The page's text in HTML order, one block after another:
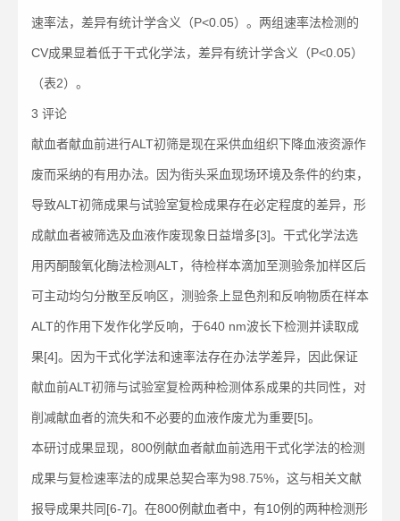
速率法，差异有统计学含义（P<0.05）。两组速率法检测的
CV成果显着低于干式化学法，差异有统计学含义（P<0.05）
（表2）。
3 评论
献血者献血前进行ALT初筛是现在采供血组织下降血液资源作
废而采纳的有用办法。因为街头采血现场环境及条件的约束，
导致ALT初筛成果与试验室复检成果存在必定程度的差异，形
成献血者被筛选及血液作废现象日益增多[3]。干式化学法选
用丙酮酸氧化酶法检测ALT，待检样本滴加至测验条加样区后
可主动均匀分散至反响区，测验条上显色剂和反响物质在样本
ALT的作用下发作化学反响，于640 nm波长下检测并读取成
果[4]。因为干式化学法和速率法存在办法学差异，因此保证
献血前ALT初筛与试验室复检两种检测体系成果的共同性，对
削减献血者的流失和不必要的血液作废尤为重要[5]。
本研讨成果显现，800例献血者献血前选用干式化学法的检测
成果与复检速率法的成果总契合率为98.75%，这与相关文献
报导成果共同[6-7]。在800例献血者中，有10例的两种检测形